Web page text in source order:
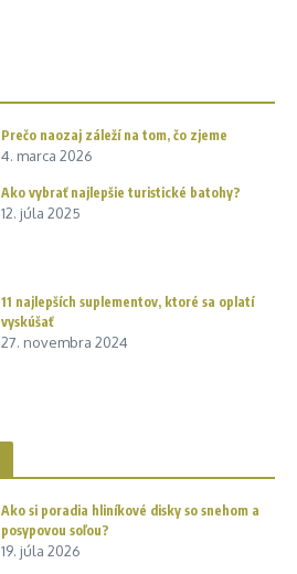
Prečo naozaj záleží na tom, čo zjeme
4. marca 2026
Ako vybrať najlepšie turistické batohy?
12. júla 2025
11 najlepších suplementov, ktoré sa oplatí
vyskúšať
27. novembra 2024
Ako si poradia hliníkové disky so snehom a
posypovou soľou?
19. júla 2026